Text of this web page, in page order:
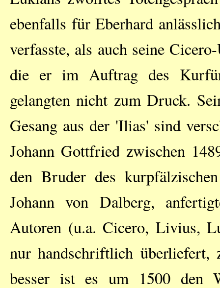
ebenfalls für Eberhard
verfasste, als auch seine
die er im Auftrag des
gelangten nicht zum Druck.
Gesang aus der 'Ilias' sind
Johann Gottfried zwischen
den Bruder des
Johann von Dalberg,
Autoren (u.a. Cicero, Livius,
nur handschriftlich
besser ist es um 1500 den